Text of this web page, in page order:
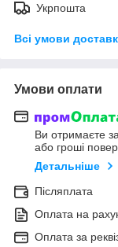
Укрпошта
Всі умови
Умови оплати
Ви отримаєте
або гроші
Детальніше
Післяплата
Оплата на
Оплата за